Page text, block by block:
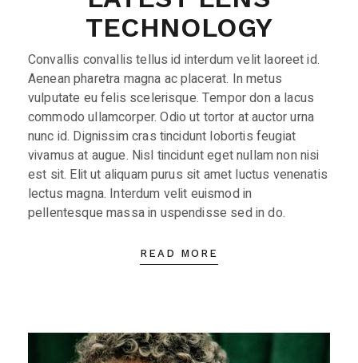
TECHNOLOGY
Convallis convallis tellus id interdum velit laoreet id.
Aenean pharetra magna ac placerat. In metus
vulputate eu felis scelerisque. Tempor don a lacus
commodo ullamcorper. Odio ut tortor at auctor urna
nunc id. Dignissim cras tincidunt lobortis feugiat
vivamus at augue. Nisl tincidunt eget nullam non nisi
est sit. Elit ut aliquam purus sit amet luctus venenatis
lectus magna. Interdum velit euismod in
pellentesque massa in uspendisse sed in do.
READ MORE